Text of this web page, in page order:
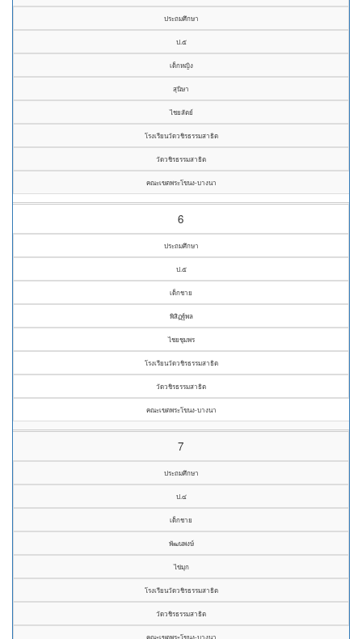
ประถมศึกษา
ป.๕
เด็กหญิง
สุนิษา
ไชยสัตย์
โรงเรียนวัดวชิรธรรมสาธิต
วัดวชิรธรรมสาธิต
คณะเขตพระโขนง-บางนา
6
ประถมศึกษา
ป.๕
เด็กชาย
พิสิฏฐ์พล
ไชยชุมพร
โรงเรียนวัดวชิรธรรมสาธิต
วัดวชิรธรรมสาธิต
คณะเขตพระโขนง-บางนา
7
ประถมศึกษา
ป.๔
เด็กชาย
พัฒนพงษ์
ไข่มุก
โรงเรียนวัดวชิรธรรมสาธิต
วัดวชิรธรรมสาธิต
คณะเขตพระโขนง-บางนา